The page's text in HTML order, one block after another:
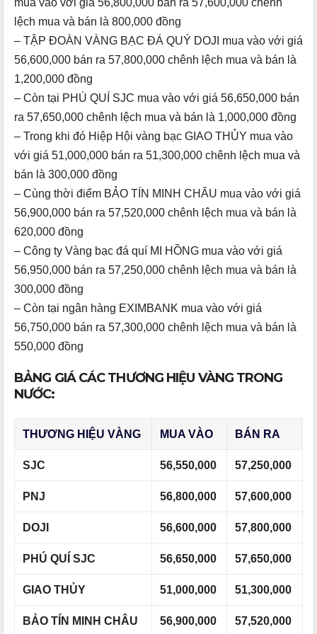
lệch mua và bán là 800,000 đồng
– TẬP ĐOÀN VÀNG BẠC ĐÁ QUÝ DOJI mua vào với giá
56,600,000 bán ra 57,800,000 chênh lệch mua và bán là
1,200,000 đồng
– Còn tại PHÚ QUÍ SJC mua vào với giá 56,650,000 bán
ra 57,650,000 chênh lệch mua và bán là 1,000,000 đồng
– Trong khi đó Hiệp Hội vàng bạc GIAO THỦY mua vào
với giá 51,000,000 bán ra 51,300,000 chênh lệch mua và
bán là 300,000 đồng
– Cùng thời điểm BẢO TÍN MINH CHÂU mua vào với giá
56,900,000 bán ra 57,520,000 chênh lệch mua và bán là
620,000 đồng
– Công ty Vàng bạc đá quí MI HỒNG mua vào với giá
56,950,000 bán ra 57,250,000 chênh lệch mua và bán là
300,000 đồng
– Còn tại ngân hàng EXIMBANK mua vào với giá
56,750,000 bán ra 57,300,000 chênh lệch mua và bán là
550,000 đồng
BẢNG GIÁ CÁC THƯƠNG HIỆU VÀNG TRONG
NƯỚC:
THƯƠNG HIỆU VÀNG MUA VÀO BÁN RA
SJC 56,550,000 57,250,000
PNJ 56,800,000 57,600,000
DOJI 56,600,000 57,800,000
PHÚ QUÍ SJC 56,650,000 57,650,000
GIAO THỦY 51,000,000 51,300,000
BẢO TÍN MINH CHÂU 56,900,000 57,520,000